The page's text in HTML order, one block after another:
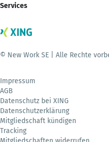
Services
© New Work SE | Alle Rechte
Impressum
AGB
Datenschutz bei XING
Datenschutzerklärung
Mitgliedschaft kündigen
Tracking